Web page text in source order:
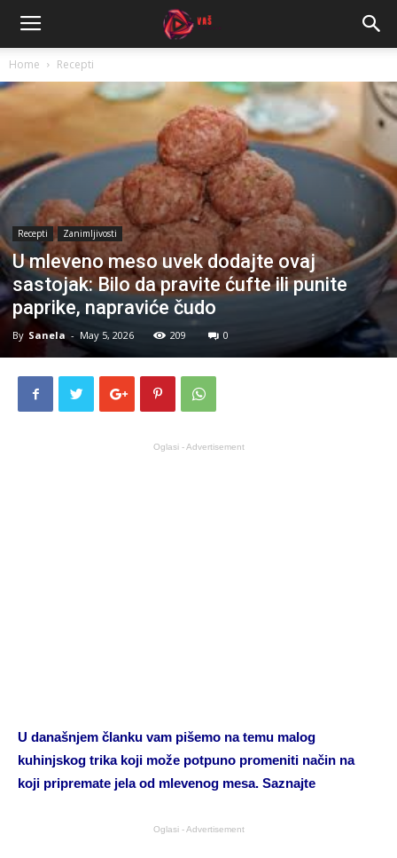
Home Recepti
Recepti Zanimljivosti
U mleveno meso uvek dodajte ovaj
sastojak: Bilo da pravite ćufte ili punite
paprike, napraviće čudo
By Sanela - May 5, 2026 209 0
Oglasi - Advertisement
U današnjem članku vam pišemo na temu malog
kuhinjskog trika koji može potpuno promeniti način na
koji pripremate jela od mlevenog mesa. Saznajte
Oglasi - Advertisement